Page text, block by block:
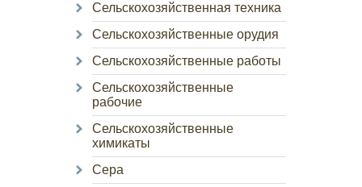
Сельскохозяйственная техника
Сельскохозяйственные орудия
Сельскохозяйственные работы
Сельскохозяйственные
рабочие
Сельскохозяйственные
химикаты
Сера